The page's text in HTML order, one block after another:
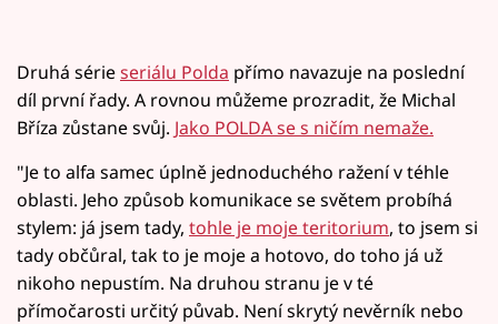
Druhá sérieseriálu Polda přímo navazuje na poslední
díl první řady. A rovnou můžeme prozradit, že Michal
Bříza zůstane svůj. Jako POLDA se s ničím nemaže.
"Je to alfa samec úplně jednoduchého ražení v téhle
oblasti. Jeho způsob komunikace se světem probíhá
stylem: já jsem tady, tohle je moje teritorium, to jsem si
tady občůral, tak to je moje a hotovo, do toho já už
nikoho nepustím. Na druhou stranu je v té
přímočarosti určitý půvab. Není skrytý nevěrník nebo